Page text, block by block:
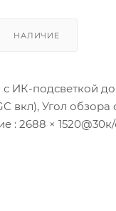
НАЛИЧИЕ
вкл), Угол